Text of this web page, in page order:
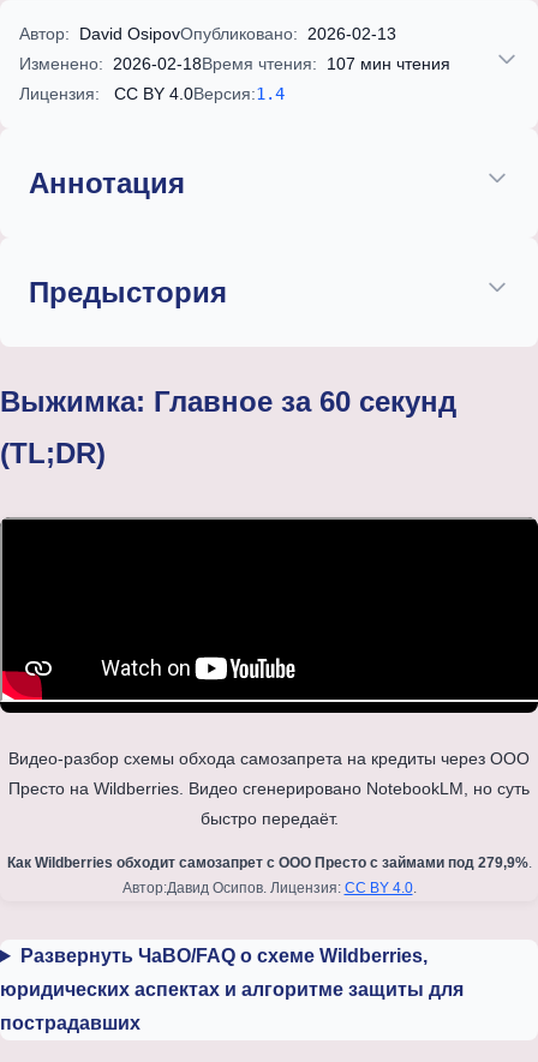
Автор: David OsipovОпубликовано:
2026-02-13
Изменено:
2026-02-18Время чтения:
107 мин чтения
Лицензия:
CC BY 4.0Версия:1.4
Аннотация
Предыстория
Выжимка: Главное за 60 секунд
(TL;DR)
Видео-разбор схемы обхода самозапрета на кредиты через ООО
Престо на Wildberries. Видео сгенерировано NotebookLM, но суть
быстро передаёт.
Как Wildberries обходит самозапрет с ООО Престо с займами под 279,9%.
Автор:Давид Осипов. Лицензия: CC BY 4.0.
Развернуть ЧаВО/FAQ о схеме Wildberries,
юридических аспектах и алгоритме защиты для
пострадавших